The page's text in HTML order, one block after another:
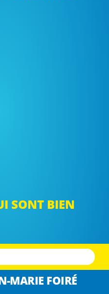
SONT BIEN
MARIE FOIRÉ